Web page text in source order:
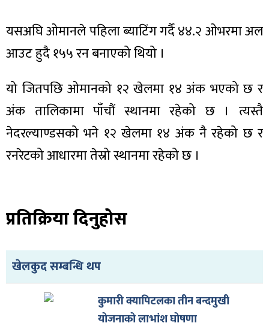
यसअघि ओमानले पहिला ब्याटिंग गर्दै ४४.२ ओभरमा अल
आउट हुदै १५५ रन बनाएको थियो ।
यो जितपछि ओमानको १२ खेलमा १४ अंक भएको छ र
अंक तालिकामा पाँचौं स्थानमा रहेको छ । त्यस्तै
नेदरल्याण्डसको भने १२ खेलमा १४ अंक नै रहेको छ र
रनरेटको आधारमा तेस्रो स्थानमा रहेको छ ।
प्रतिक्रिया दिनुहोस
खेलकुद सम्बन्धि थप
कुमारी क्यापिटलका तीन बन्दमुखी
योजनाको लाभांश घोषणा